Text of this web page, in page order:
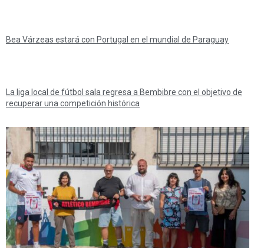
Bea Várzeas estará con Portugal en el mundial de Paraguay
La liga local de fútbol sala regresa a Bembibre con el objetivo de
recuperar una competición histórica